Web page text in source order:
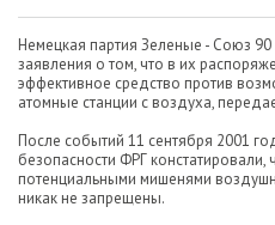
Немецкая партия Зеленые - Союз 90
заявления о том, что в их
эффективное средство против
атомные станции с воздуха,
После событий 11 сентября 2001
безопасности ФРГ
потенциальными мишенями
никак не запрещены.